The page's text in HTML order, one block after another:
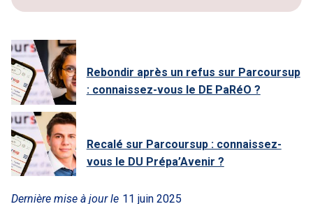
Rebondir après un refus sur Parcoursup
: connaissez-vous le DE PaRéO ?
Recalé sur Parcoursup : connaissez-
vous le DU Prépa’Avenir ?
Dernière mise à jour le 11 juin 2025